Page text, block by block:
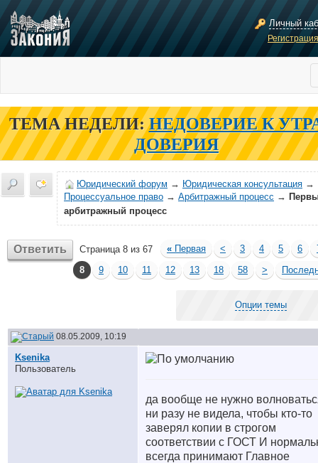
Личный
ТЕМА НЕДЕЛИ: НЕДОВЕРИЕ К
ДОВЕРИЯ
Юридический форум → Юридическая консультация →
Процессуальное право → Арбитражный процесс →
арбитражный процесс
Ответить Страница 8 из 67 « Первая < 3 4 5 6
8
9 10 11 12 13 18 58 >
Опции темы
08.05.2009, 10:19
Ksenika
Пользователь
да вообще не нужно
ни разу не видела, чтобы кто-то
заверял копии в строгом
соответствии с ГОСТ И
всегда принимают Главное